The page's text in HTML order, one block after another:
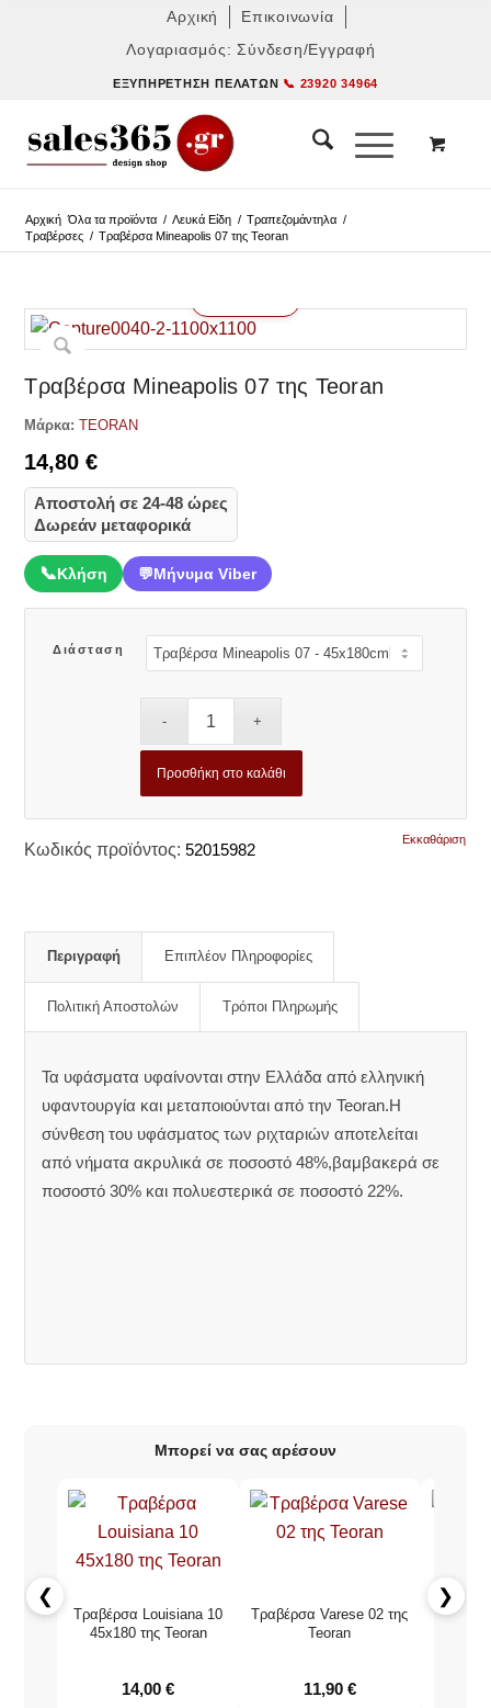
Αρχική
Επικοινωνία
Λογαριασμός: Σύνδεση/Εγγραφή
ΕΞΥΠΗΡΈΤΗΣΗ ΠΕΛΑΤΏΝ 📞 23920 34964
Αρχική Όλα τα προϊόντα / Λευκά Είδη / Τραπεζομάντηλα /
Τραβέρσες / Τραβέρσα Mineapolis 07 της Teoran
Τραβέρσα Mineapolis 07 της Teoran
Μάρκα: TEORAN
14,80€
Αποστολή σε 24-48 ώρες
Δωρεάν μεταφορικά
📞Κλήση 💬Μήνυμα Viber
Διάσταση
Εκκαθάριση
Προσθήκη στο καλάθι
Κωδικός προϊόντος: 52015982
Περιγραφή Επιπλέον Πληροφορίες
Πολιτική Αποστολών Τρόποι Πληρωμής
Τα υφάσματα υφαίνονται στην Ελλάδα από ελληνική
υφαντουργία και μεταποιούνται από την Teoran.Η
σύνθεση του υφάσματος των ριχταριών αποτελείται
από νήματα ακρυλικά σε ποσοστό 48%,βαμβακερά σε
ποσοστό 30% και πολυεστερικά σε ποσοστό 22%.
Μπορεί να σας αρέσουν
❮
Τραβέρσα Louisiana 10
45x180 της Teoran
14,00€
Τραβέρσα Varese 02 της
Teoran
11,90 €
❯